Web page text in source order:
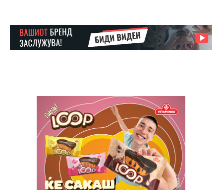
Etiam est nibh, lobortis sit
Praesent euismod ac
Pro
100 / yearplaceholder text